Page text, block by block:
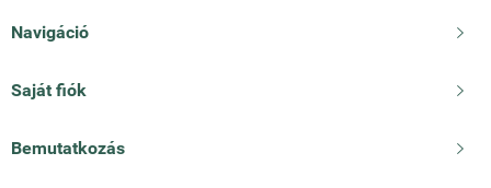
Navigáció 
Saját fiók 
Bemutatkozás 